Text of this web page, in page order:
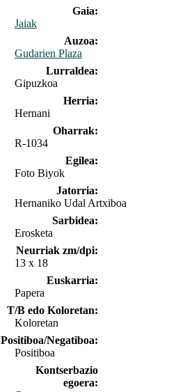
Gaia:
Jaiak
Auzoa:
Gudarien Plaza
Lurraldea:
Gipuzkoa
Herria:
Hernani
Oharrak:
R-1034
Egilea:
Foto Biyok
Jatorria:
Hernaniko Udal Artxiboa
Sarbidea:
Erosketa
Neurriak zm/dpi:
13 x 18
Euskarria:
Papera
T/B edo Koloretan:
Koloretan
Positiboa/Negatiboa:
Positiboa
Kontserbazio
egoera: